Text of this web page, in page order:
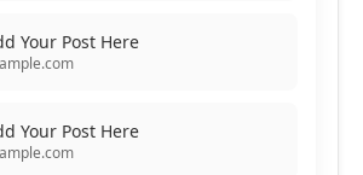
Your Post Here
Your Post Here